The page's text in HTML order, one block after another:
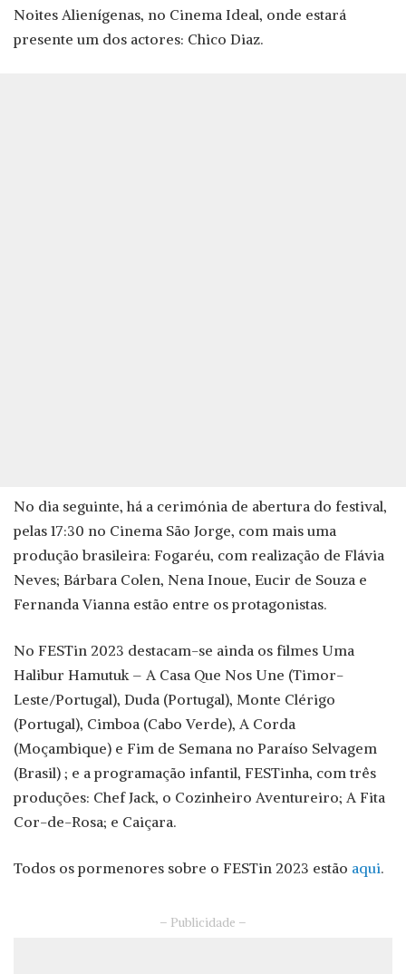
Noites Alienígenas, no Cinema Ideal, onde estará
presente um dos actores: Chico Diaz.
No dia seguinte, há a cerimónia de abertura do festival,
pelas 17:30 no Cinema São Jorge, com mais uma
produção brasileira: Fogaréu, com realização de Flávia
Neves; Bárbara Colen, Nena Inoue, Eucir de Souza e
Fernanda Vianna estão entre os protagonistas.
No FESTin 2023 destacam-se ainda os filmes Uma
Halibur Hamutuk – A Casa Que Nos Une (Timor-
Leste/Portugal), Duda (Portugal), Monte Clérigo
(Portugal), Cimboa (Cabo Verde), A Corda
(Moçambique) e Fim de Semana no Paraíso Selvagem
(Brasil) ; e a programação infantil, FESTinha, com três
produções: Chef Jack, o Cozinheiro Aventureiro; A Fita
Cor-de-Rosa; e Caiçara.
Todos os pormenores sobre o FESTin 2023 estão aqui.
– Publicidade –